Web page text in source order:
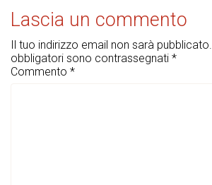
Lascia un commento
Il tuo indirizzo email non sarà pubblicato.
obbligatori sono contrassegnati *
Commento *